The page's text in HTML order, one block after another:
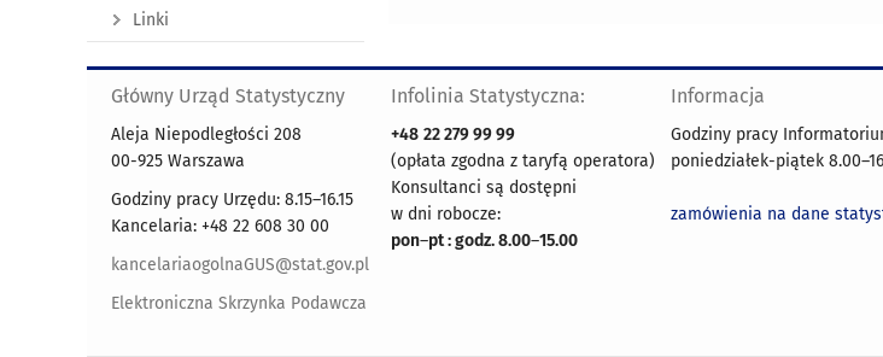
Linki
Główny Urząd Statystyczny
Aleja Niepodległości 208
00-925 Warszawa
Godziny pracy Urzędu: 8.15–16.15
Kancelaria: +48 22 608 30 00
kancelariaogolnaGUS@stat.gov.pl
Elektroniczna Skrzynka Podawcza
Infolinia Statystyczna:
+48 22 279 99 99
(opłata zgodna z taryfą operatora)
Konsultanci są dostępni
w dni robocze:
pon–pt : godz. 8.00–15.00
Informacja
Godziny pracy
poniedziałek-piątek 8.00–
zamówienia na dane